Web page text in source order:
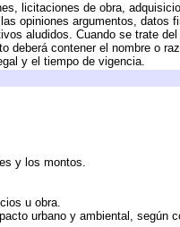
licitaciones de obra,
opiniones argumentos, datos
aludidos. Cuando se trate del
contener el nombre o
y el tiempo de vigencia.
y los montos.
u obra.
urbano y ambiental, según